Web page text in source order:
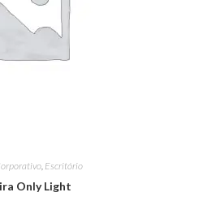
, Escritório
Only Light